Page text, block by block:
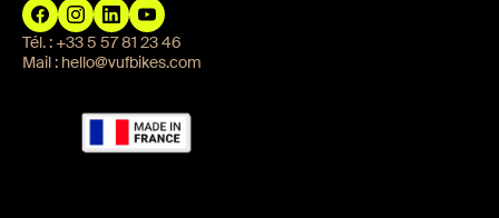
Tél. : +33 5 57 81 23 46
Mail : hello@vufbikes.com